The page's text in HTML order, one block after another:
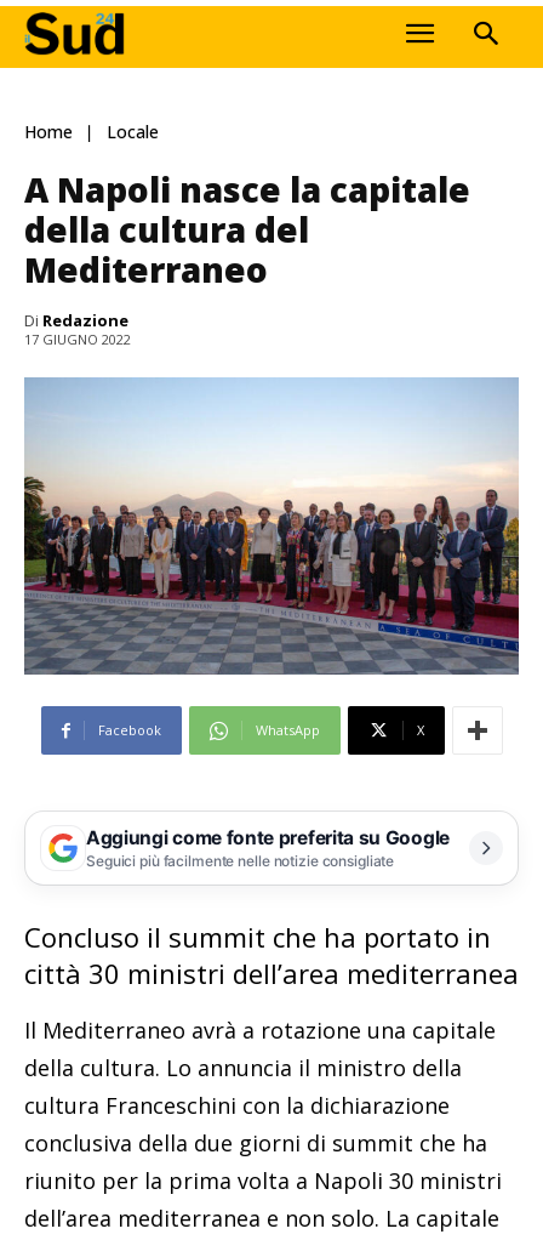
Home Locale
A Napoli nasce la capitale
della cultura del
Mediterraneo
Di Redazione
17 GIUGNO 2022
Facebook WhatsApp X
Aggiungi come fonte preferita su Google
Seguici più facilmente nelle notizie consigliate
Concluso il summit che ha portato in
città 30 ministri dell’area mediterranea
Il Mediterraneo avrà a rotazione una capitale
della cultura. Lo annuncia il ministro della
cultura Franceschini con la dichiarazione
conclusiva della due giorni di summit che ha
riunito per la prima volta a Napoli 30 ministri
dell’area mediterranea e non solo. La capitale